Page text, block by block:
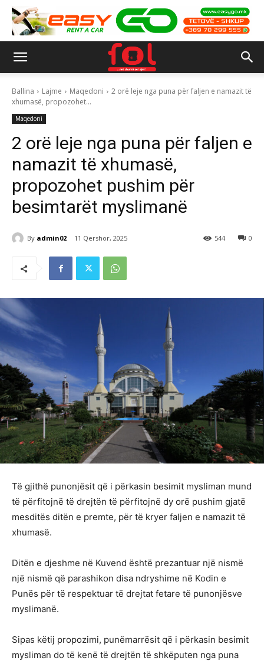
Ballina Lajme Maqedoni
2 orë leje nga puna për faljen e namazit të
xhumasë, propozohet...
Maqedoni
2 orë leje nga puna për faljen e
namazit të xhumasë,
propozohet pushim për
besimtarët myslimanë
By admin02 11 Qershor, 2025 0
544
Të gjithë punonjësit që i përkasin besimit mysliman mund
të përfitojnë të drejtën të përfitojnë dy orë pushim gjatë
mesditës ditën e premte, për të kryer faljen e namazit të
xhumasë.
Ditën e djeshme në Kuvend është prezantuar një nismë
një nismë që parashikon disa ndryshime në Kodin e
Punës për të respektuar të drejtat fetare të punonjësve
myslimanë.
Sipas këtij propozimi, punëmarrësit që i përkasin besimit
mysliman do të kenë të drejtën të shkëputen nga puna